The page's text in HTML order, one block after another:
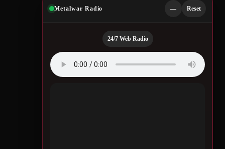
Metalwar Radio — Reset
24/7 Web Radio